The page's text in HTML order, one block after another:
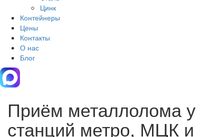
Цинк
Контейнеры
Цены
Контакты
О нас
Блог
Приём металлолома у
станций метро, МЦК и